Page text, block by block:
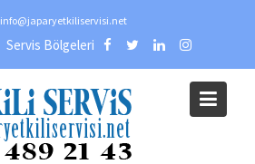
info@japaryetkiliservisi.net
Servis Bölgeleri